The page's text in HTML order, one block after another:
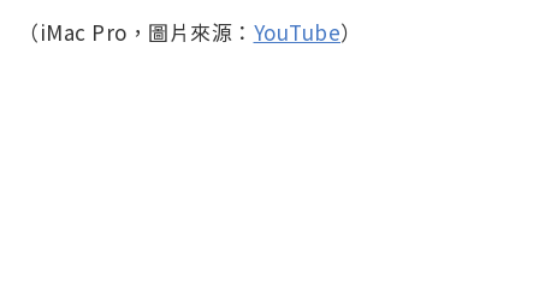
（iMac Pro，圖片來源： YouTube）